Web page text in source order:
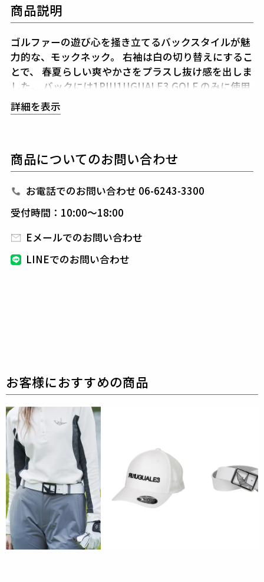
商品説明
ゴルファーの遊び心を掻き立てるバックスタイルが魅
力的な、モックネック。 右袖は白の切り替えにするこ
とで、 春夏らしい爽やかさをプラスし抜け感を出しま
した。
バックには1PIU1UGUALE3 GOLF のみに使用
されるオリジナルサークルロゴを配し、存在感のある
仕上がり。
コンの折鶴を配しました。シンプルながらも、各所に
ギミックを効かせたモックネックです。
1PIU1UGUALE3 GOLF（ウノピゥウノウグァーレト
レ ゴルフ）
日本から世界に向けて発信するブランドとして世界中
をリリースし続ける1PIU1UGUALE3。
をもたらします。
素材
CORDURA STRETCH HONEYCOMB (コーデュラ スト
レッチ ハニカム)
outer : nylon 96% polyurethane 4%
耐久性にストレッチ性を加えた革新的な素材。強度に
優れた糸を使用することで、極薄手ながらも非常に強
く、アウトドアやスポーツウエアに適しています。
撥水性、透湿性をも兼ね備えた軽量素材です。
六角形が結合したハチの巣のような”ハニカム構
詳細を表示
商品についてのお問い合わせ
お電話でのお問い合わせ 06-6243-3300
受付時間：10:00～18:00
Eメールでのお問い合わせ
LINEでのお問い合わせ